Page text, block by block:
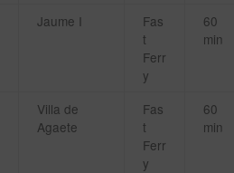
Jaume I
Fas
t
Ferr
y
60
min
Villa de
Agaete
Fas
t
Ferr
y
60
min